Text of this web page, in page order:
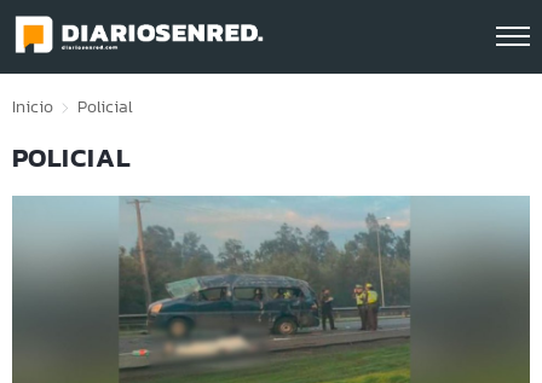
Click acá para ir directamente al contenido
Inicio Policial
POLICIAL